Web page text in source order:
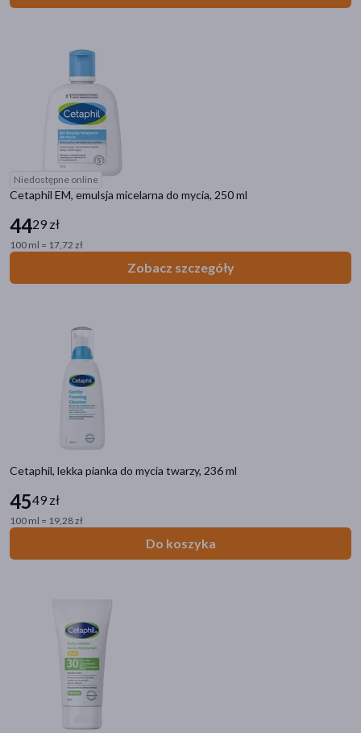
Niedostępne online
Cetaphil EM, emulsja micelarna do mycia, 250 ml
4429 zł
100 ml = 17,72 zł
Zobacz szczegóły
Cetaphil, lekka pianka do mycia twarzy, 236 ml
4549 zł
100 ml = 19,28 zł
Do koszyka